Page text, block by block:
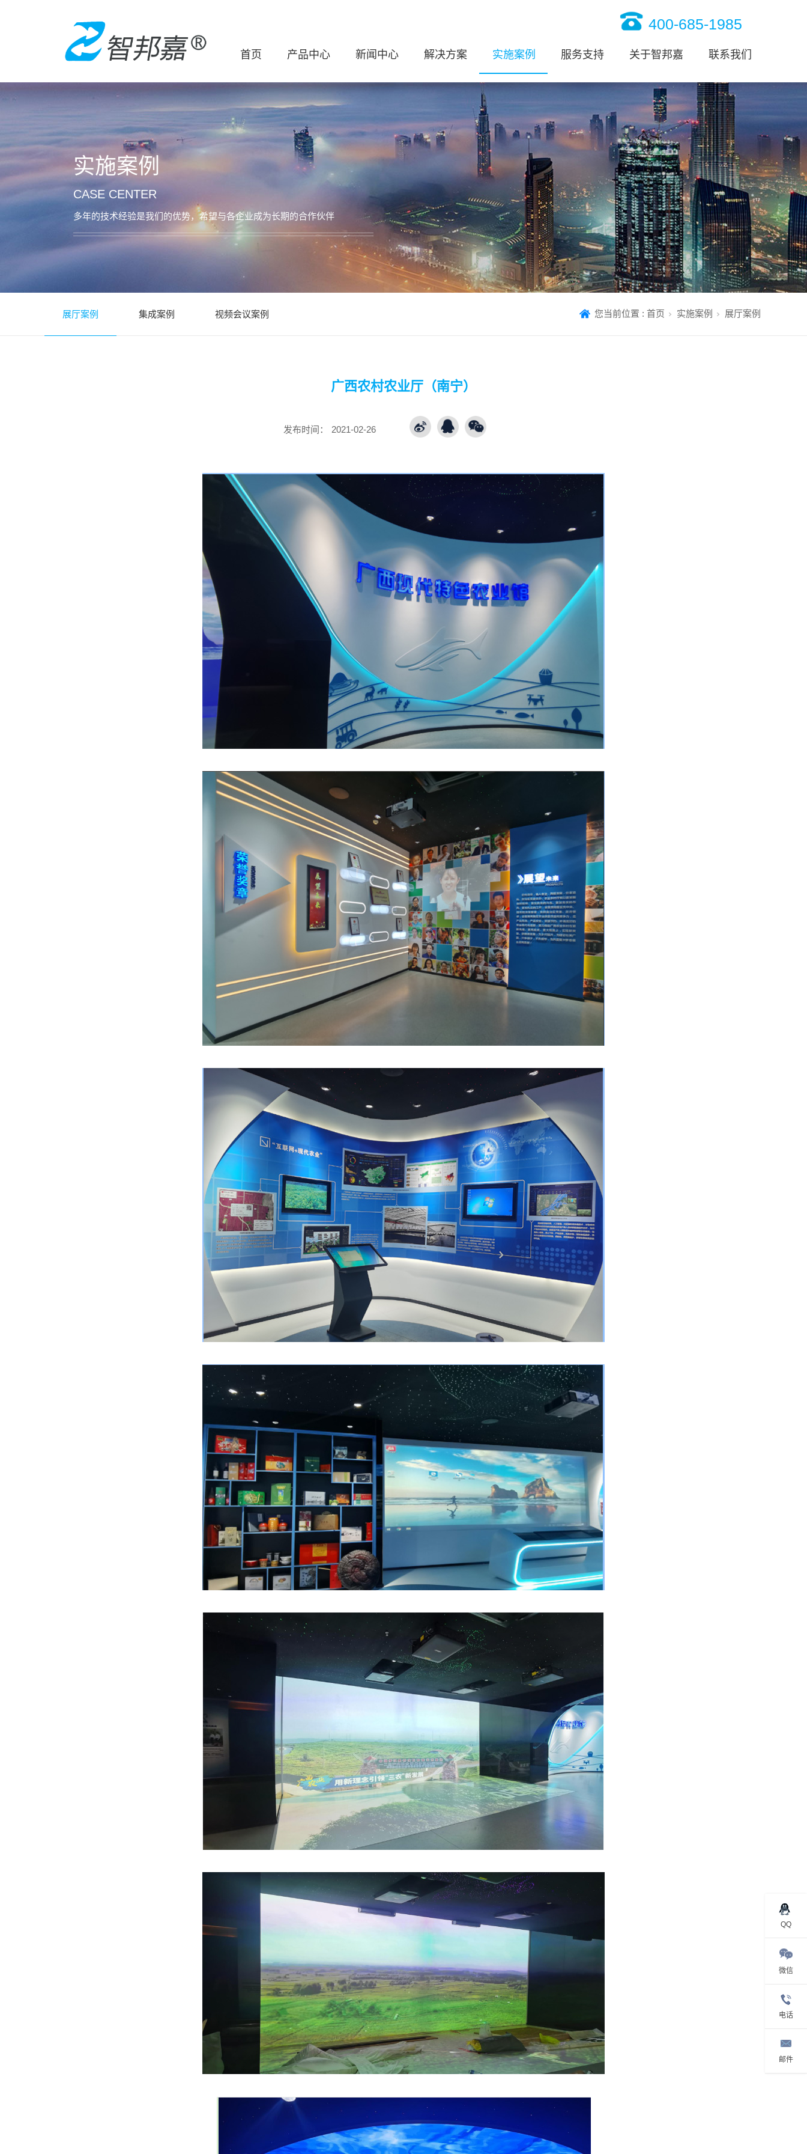
400-685-1985
首页 产品中心 新闻中心 解决方案 实施案例 服务支持 关于智邦嘉 联系我们
实施案例
CASE CENTER
多年的技术经验是我们的优势，希望与各企业成为长期的合作伙伴
展厅案例 集成案例 视频会议案例 您当前位置 : 首页 实施案例 展厅案例
广西农村农业厅（南宁）
2021-02-26
发布时间：
QQ
微信
电话
邮件